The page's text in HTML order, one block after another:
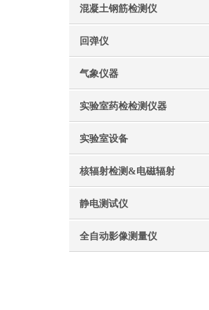
混凝土钢筋检测仪
回弹仪
气象仪器
实验室药检检测仪器
实验室设备
核辐射检测&电磁辐射
静电测试仪
全自动影像测量仪